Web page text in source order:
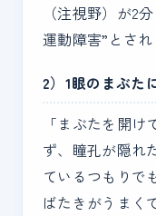
（注視野）が2
運動障害”とされ
2）1眼のまぶた
「まぶたを開
ず、瞳孔が隠れ
ているつもりで
ばたきがうまく